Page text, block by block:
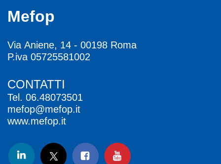
Mefop
Via Aniene, 14 - 00198 Roma
P.iva 05725581002
CONTATTI
Tel. 06.48073501
mefop@mefop.it
www.mefop.it